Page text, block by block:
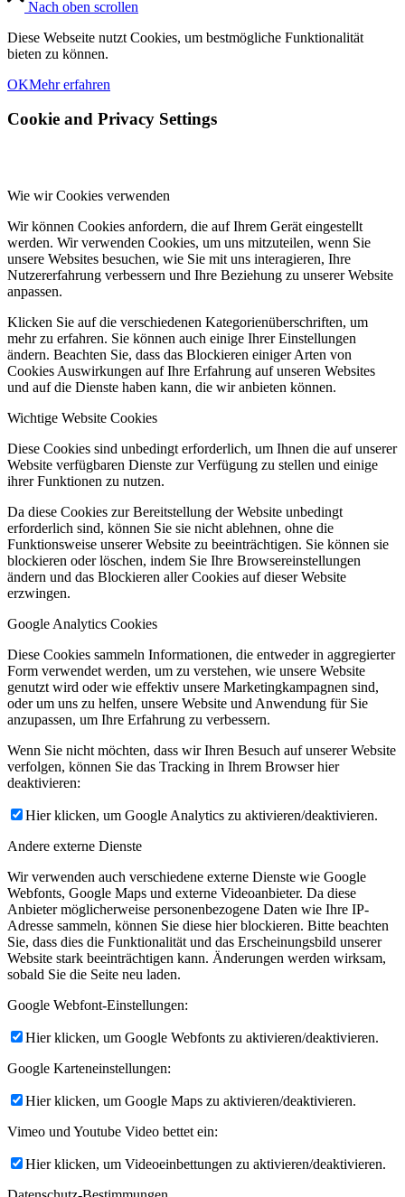
Nach oben scrollen
Diese Webseite nutzt Cookies, um bestmögliche Funktionalität
bieten zu können.
OKMehr erfahren
Cookie and Privacy Settings
Wie wir Cookies verwenden
Wir können Cookies anfordern, die auf Ihrem Gerät eingestellt
werden. Wir verwenden Cookies, um uns mitzuteilen, wenn Sie
unsere Websites besuchen, wie Sie mit uns interagieren, Ihre
Nutzererfahrung verbessern und Ihre Beziehung zu unserer Website
anpassen.
Klicken Sie auf die verschiedenen Kategorienüberschriften, um
mehr zu erfahren. Sie können auch einige Ihrer Einstellungen
ändern. Beachten Sie, dass das Blockieren einiger Arten von
Cookies Auswirkungen auf Ihre Erfahrung auf unseren Websites
und auf die Dienste haben kann, die wir anbieten können.
Wichtige Website Cookies
Diese Cookies sind unbedingt erforderlich, um Ihnen die auf unserer
Website verfügbaren Dienste zur Verfügung zu stellen und einige
ihrer Funktionen zu nutzen.
Da diese Cookies zur Bereitstellung der Website unbedingt
erforderlich sind, können Sie sie nicht ablehnen, ohne die
Funktionsweise unserer Website zu beeinträchtigen. Sie können sie
blockieren oder löschen, indem Sie Ihre Browsereinstellungen
ändern und das Blockieren aller Cookies auf dieser Website
erzwingen.
Google Analytics Cookies
Diese Cookies sammeln Informationen, die entweder in aggregierter
Form verwendet werden, um zu verstehen, wie unsere Website
genutzt wird oder wie effektiv unsere Marketingkampagnen sind,
oder um uns zu helfen, unsere Website und Anwendung für Sie
anzupassen, um Ihre Erfahrung zu verbessern.
Wenn Sie nicht möchten, dass wir Ihren Besuch auf unserer Website
verfolgen, können Sie das Tracking in Ihrem Browser hier
deaktivieren:
Hier klicken, um Google Analytics zu aktivieren/deaktivieren.
Andere externe Dienste
Wir verwenden auch verschiedene externe Dienste wie Google
Webfonts, Google Maps und externe Videoanbieter. Da diese
Anbieter möglicherweise personenbezogene Daten wie Ihre IP-
Adresse sammeln, können Sie diese hier blockieren. Bitte beachten
Sie, dass dies die Funktionalität und das Erscheinungsbild unserer
Website stark beeinträchtigen kann. Änderungen werden wirksam,
sobald Sie die Seite neu laden.
Google Webfont-Einstellungen:
Hier klicken, um Google Webfonts zu aktivieren/deaktivieren.
Google Karteneinstellungen:
Hier klicken, um Google Maps zu aktivieren/deaktivieren.
Vimeo und Youtube Video bettet ein:
Hier klicken, um Videoeinbettungen zu aktivieren/deaktivieren.